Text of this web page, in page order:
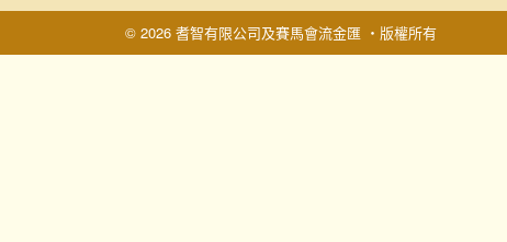
© 2026 耆智有限公司及賽馬會流金匯 ‧版權所有